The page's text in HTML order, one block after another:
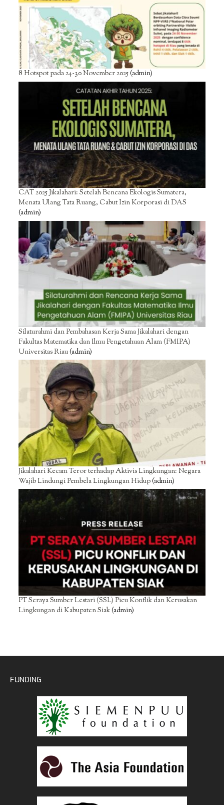
8 Hotspot pada 24-30 November 2025(admin)
CAT 2025 Jikalahari: Setelah Bencana Ekologis Sumatera,
Menata Ulang Tata Ruang, Cabut Izin Korporasi di DAS
(admin)
Silaturahmi dan Pembahasan Kerja Sama Jikalahari dengan
Fakultas Matematika dan Ilmu Pengetahuan Alam (FMIPA)
Universitas Riau(admin)
Jikalahari Kecam Teror terhadap Aktivis Lingkungan: Negara
Wajib Lindungi Pembela Lingkungan Hidup(admin)
PT Seraya Sumber Lestari (SSL) Picu Konflik dan Kerusakan
Lingkungan di Kabupaten Siak(admin)
FUNDING